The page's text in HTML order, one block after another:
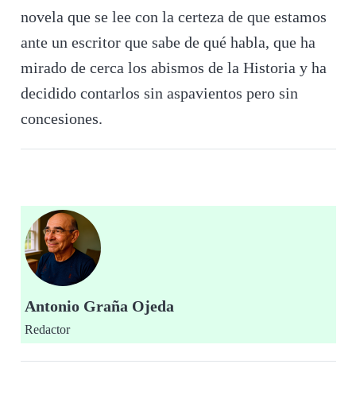
novela que se lee con la certeza de que estamos
ante un escritor que sabe de qué habla, que ha
mirado de cerca los abismos de la Historia y ha
decidido contarlos sin aspavientos pero sin
concesiones.
Antonio Graña Ojeda
Redactor